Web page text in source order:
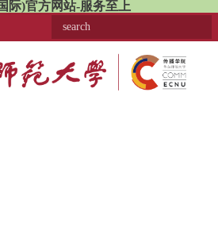
际)官方网站-服务至上